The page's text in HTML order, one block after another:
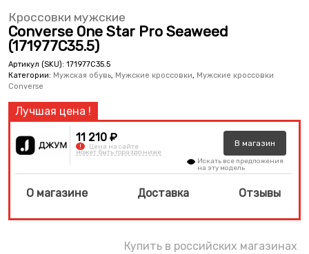
Кроссовки мужские
Converse One Star Pro Seaweed
(171977C35.5)
Артикул (SKU): 171977C35.5
Категории: Мужская обувь, Мужские кроссовки, Мужские кроссовки
Converse
11 210 ₽
! Цена на сайте
может быть гораздо ниже
В магазин
Искать все предложения
на эту модель
О магазине Доставка Отзывы
Купить в российских магазинах